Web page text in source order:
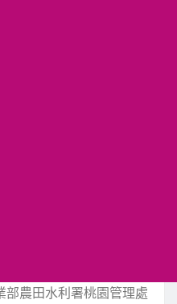
部農田水利署桃園管理處